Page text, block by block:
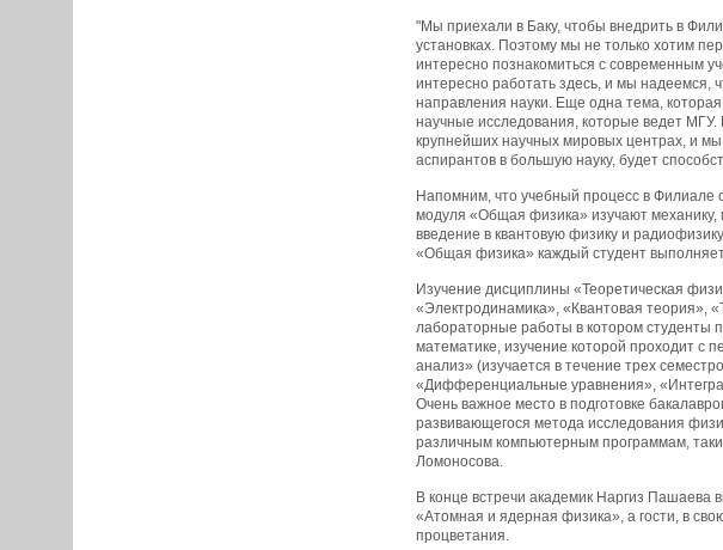
"Мы приехали в Баку, чтобы внедрить в
установках. Поэтому мы не только хотим
интересно познакомиться с современным
интересно работать здесь, и мы надеемся,
направления науки. Еще одна тема,
научные исследования, которые ведет
крупнейших научных мировых центрах, и
аспирантов в большую науку, будет
Напомним, что учебный процесс в Филиале
модуля «Общая физика» изучают механику,
введение в квантовую физику и
«Общая физика» каждый студент
Изучение дисциплины «Теоретическая
«Электродинамика», «Квантовая теория»,
лабораторные работы в котором студенты
математике, изучение которой проходит с
анализ» (изучается в течение трех
«Дифференциальные уравнения»,
Очень важное место в подготовке
развивающегося метода исследования
различным компьютерным программам,
Ломоносова.
В конце встречи академик Наргиз Пашаева
«Атомная и ядерная физика», а гости, в
процветания.